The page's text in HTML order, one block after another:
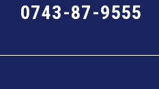
0743-87-9555